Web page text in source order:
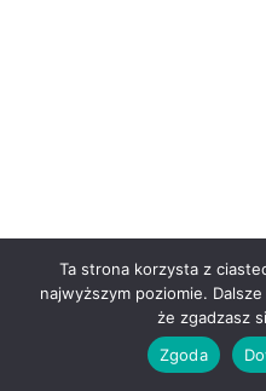
Ta strona korzysta z
najwyższym poziomie.
że zgadzasz
Zgoda